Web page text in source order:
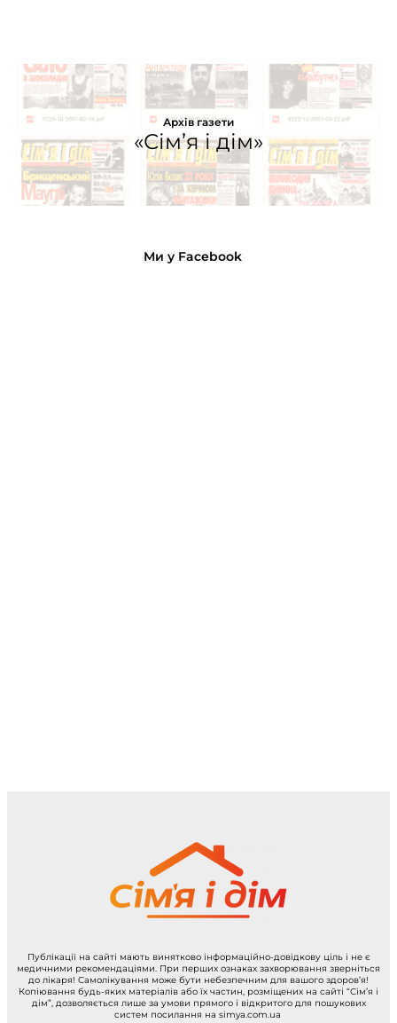
Архів газети
«Сім’я і дім»
Ми у Facebook
Публікації на сайті мають винятково інформаційно-довідкову ціль і не є
медичними рекомендаціями. При перших ознаках захворювання зверніться
до лікаря! Самолікування може бути небезпечним для вашого здоров’я!
Копіювання будь-яких матеріалів або їх частин, розміщених на сайті “Сім’я і
дім”, дозволяється лише за умови прямого і відкритого для пошукових
систем посилання на simya.com.ua